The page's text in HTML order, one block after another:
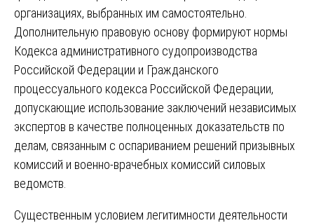
организациях, выбранных им самостоятельно.
Дополнительную правовую основу формируют нормы
Кодекса административного судопроизводства
Российской Федерации и Гражданского
процессуального кодекса Российской Федерации,
допускающие использование заключений независимых
экспертов в качестве полноценных доказательств по
делам, связанным с оспариванием решений призывных
комиссий и военно-врачебных комиссий силовых
ведомств.
Существенным условием легитимности деятельности